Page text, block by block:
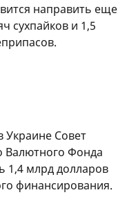
направить еще
сухпайков и 1,5
Украине Совет
Валютного Фонда
1,4 млрд долларов
финансирования.